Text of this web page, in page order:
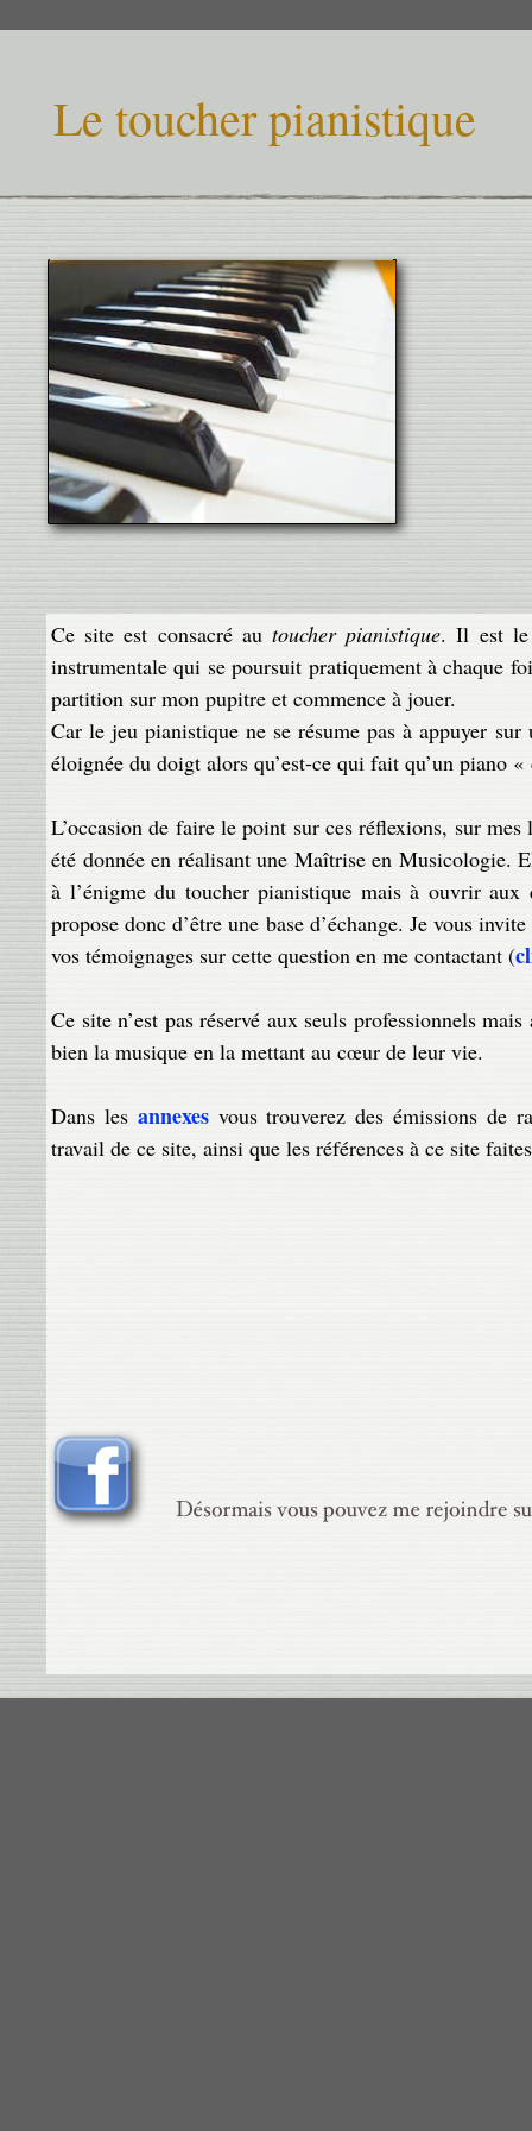
Le toucher pianistique
Ce site est consacré au toucher pianistique. Il est le
instrumentale qui se poursuit pratiquement à chaque
partition sur mon pupitre et commence à jouer.
Car le jeu pianistique ne se résume pas à appuyer
éloignée du doigt alors qu’est-ce qui fait qu’un piano
L’occasion de faire le point sur ces réflexions, sur mes
été donnée en réalisant une Maîtrise en Musicologie.
à l’énigme du toucher pianistique mais à ouvrir
propose donc d’être une base d’échange. Je vous
vos témoignages sur cette question en me contactant (
Ce site n’est pas réservé aux seuls professionnels
bien la musique en la mettant au cœur de leur vie.
Dans les annexesvous trouverez des émissions de
travail de ce site, ainsi que les références à ce site